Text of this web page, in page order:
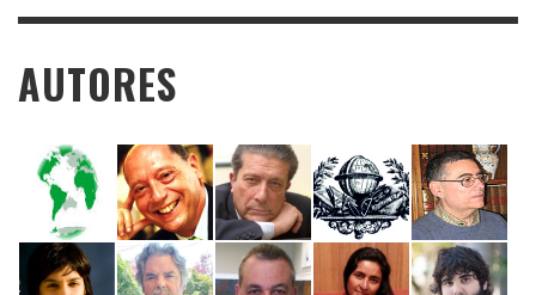
AUTORES